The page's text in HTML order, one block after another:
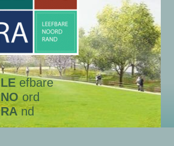
LE efbare
NOord
RAnd